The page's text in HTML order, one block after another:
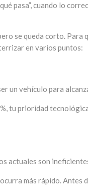
pasa”, cuando lo
se queda corto. Para
en varios puntos:
un vehículo para
tu prioridad
actuales son
más rápido. Antes